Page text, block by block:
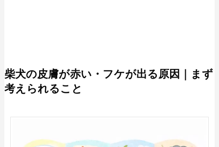
柴犬の皮膚が赤い・フケが出る原因｜まず
考えられること